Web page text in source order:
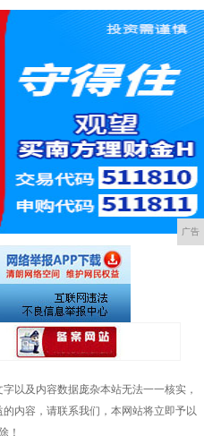
广告
以及内容数据庞杂本站无法一一核实，
内容，请联系我们，本网站将立即予以
！